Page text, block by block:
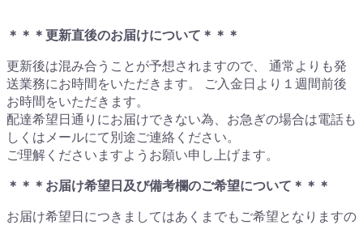
＊＊＊更新直後のお届けについて＊＊＊
更新後は混み合うことが予想されますので、 通常よりも発
送業務にお時間をいただきます。 ご入金日より１週間前後
お時間をいただきます。
配達希望日通りにお届けできない為、お急ぎの場合は電話も
しくはメールにて別途ご連絡ください。
ご理解くださいますようお願い申し上げます。
＊＊＊お届け希望日及び備考欄のご希望について＊＊＊
お届け希望日につきましてはあくまでもご希望となりますの